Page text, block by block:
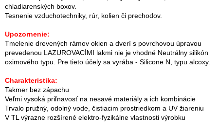
chladiarenských boxov.
Tesnenie vzduchotechniky, rúr, kolien či prechodov.
Upozornenie:
Tmelenie drevených rámov okien a dverí s povrchovou úpravou
prevedenou LAZUROVACÍMI lakmi nie je vhodné Neutrálny silikón
oximového typu. Pre tieto účely sa vyrába - Silicone N, typu alcoxy.
Charakteristika:
Takmer bez zápachu
Veľmi vysoká priľnavosť na nesavé materiály a ich kombinácie
Trvalo pružný, odolný vode, čistiacim prostriedkom a UV žiareniu
V TL výrazne rozšírené elektro-fyzikálne vlastnosti výrobku